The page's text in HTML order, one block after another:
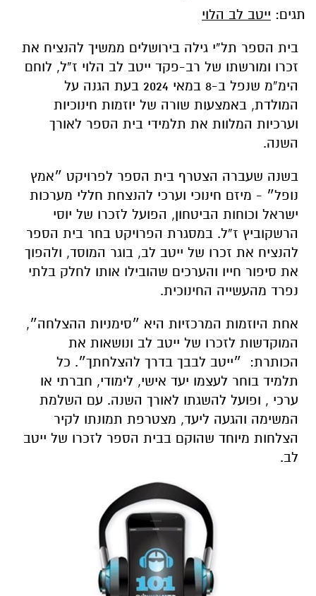
תגים: ייטב לב הלוי
בית הספר תל”י גילה בירושלים ממשיך להנציח את
זכרו ומורשתו של רב-פקד ייטב לב הלוי ז”ל, לוחם
הימ”מ שנפל ב-8 במאי 2024 בעת הגנה על
המולדת, באמצעות שורה של יוזמות חינוכיות
וערכיות המלוות את תלמידי בית הספר לאורך
השנה.
בשנה שעברה הצטרף בית הספר לפרויקט ״אמץ
נופל״ - מיזם חינוכי וערכי להנצחת חללי מערכות
ישראל וכוחות הביטחון, הפועל לזכרו של יוסי
הרשקוביץ ז”ל. במסגרת הפרויקט בחר בית הספר
להנציח את זכרו של ייטב לב, בוגר המוסד, ולהפוך
את סיפור חייו והערכים שהובילו אותו לחלק בלתי
נפרד מהעשייה החינוכית.
אחת היוזמות המרכזיות היא ״סימניות ההצלחה״,
המוקדשות לזכרו של ייטב לב ונושאות את
הכותרת: ״ייטב לבבך בדרך להצלחתך״. כל
תלמיד בוחר לעצמו יעד אישי, לימודי, חברתי או
ערכי , ופועל להשגתו לאורך השנה. עם השלמת
המשימה והגעה ליעד, מצטרפת תמונתו לקיר
הצלחות מיוחד שהוקם בבית הספר לזכרו של ייטב
לב.